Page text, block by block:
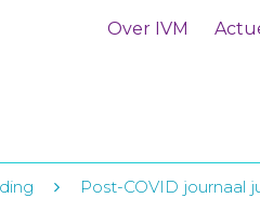
Over IVM
Post-COVID journaal